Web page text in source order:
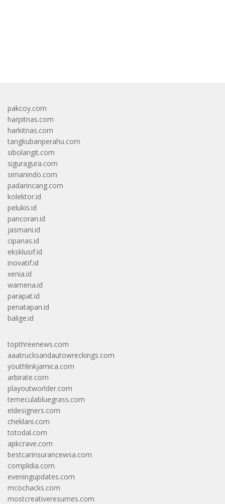
pakcoy.com
harpitnas.com
harkitnas.com
tangkubanperahu.com
sibolangit.com
siguragura.com
simanindo.com
padarincang.com
kolektor.id
pelukis.id
pancoran.id
jasmani.id
cipanas.id
eksklusif.id
inovatif.id
xenia.id
wamena.id
parapat.id
penatapan.id
balige.id
topthreenews.com
aaatrucksandautowreckings.com
youthlinkjamica.com
arbirate.com
playoutworlder.com
temeculabluegrass.com
eldesigners.com
cheklani.com
totodal.com
apkcrave.com
bestcarinsurancewsa.com
complidia.com
eveningupdates.com
mcochacks.com
mostcreativeresumes.com